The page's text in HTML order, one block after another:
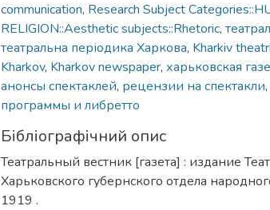
communication, Research Subject
RELIGION::Aesthetic subjects::Rhetoric,
театральна періодика Харкова, Kharkiv
Kharkov, Kharkov newspaper, харьковская
анонсы спектаклей, рецензии на спектакли,
программы и либретто
Бібліографічний опис
Театральный вестник [газета] : издание
Харьковского губернского отдела
1919 .